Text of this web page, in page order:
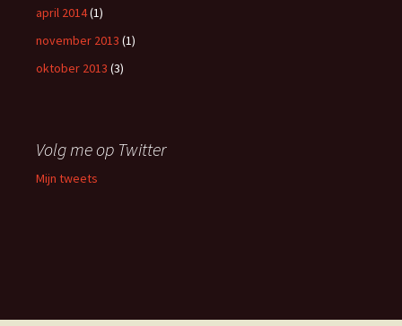
april 2014(1)
november 2013 (1)
oktober 2013 (3)
Volg me op Twitter
Mijn tweets